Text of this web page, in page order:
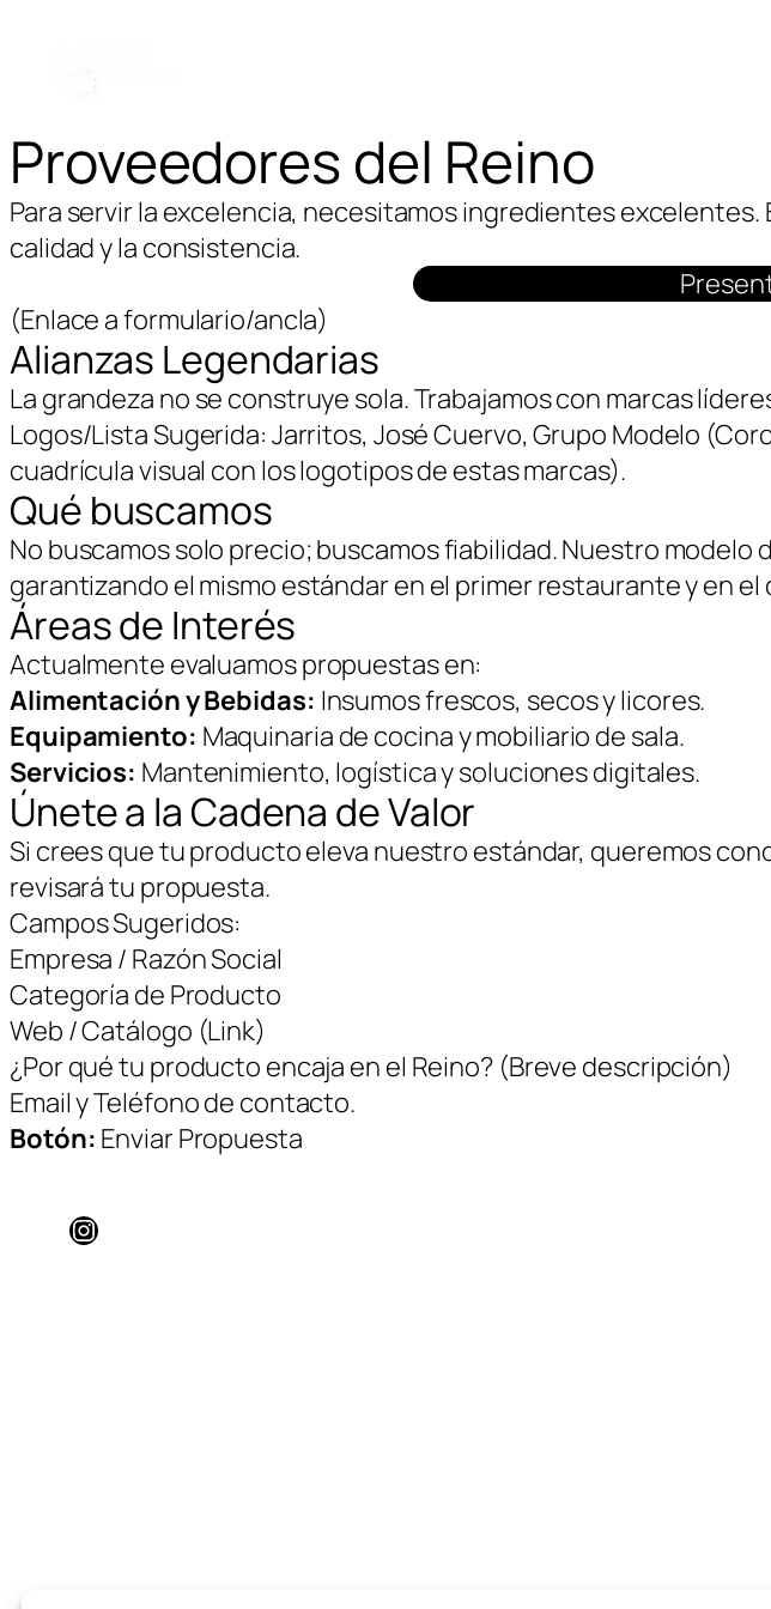
Proveedores del Reino
Para servir la excelencia, necesitamos ingredientes
calidad y la consistencia.
(Enlace a formulario/ancla)
Alianzas Legendarias
La grandeza no se construye sola. Trabajamos con marcas
Logos/Lista Sugerida: Jarritos, José Cuervo, Grupo Modelo
cuadrícula visual con los logotipos de estas marcas).
Qué buscamos
No buscamos solo precio; buscamos fiabilidad. Nuestro
garantizando el mismo estándar en el primer restaurante y en el
Áreas de Interés
Actualmente evaluamos propuestas en:
Alimentación y Bebidas: Insumos frescos, secos y licores.
Equipamiento: Maquinaria de cocina y mobiliario de sala.
Servicios: Mantenimiento, logística y soluciones digitales.
Únete a la Cadena de Valor
Si crees que tu producto eleva nuestro estándar, queremos
revisará tu propuesta.
Campos Sugeridos:
Empresa / Razón Social
Categoría de Producto
Web / Catálogo (Link)
¿Por qué tu producto encaja en el Reino? (Breve descripción)
Email y Teléfono de contacto.
Botón: Enviar Propuesta
Instagram